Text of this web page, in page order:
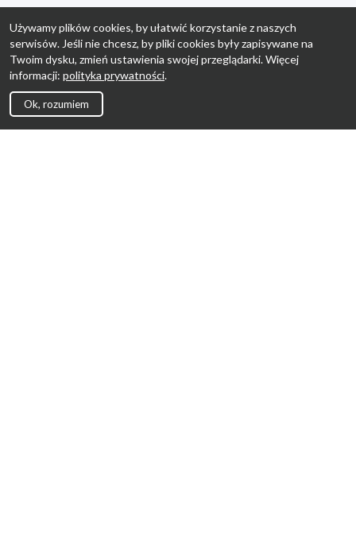
Używamy plików cookies, by ułatwić korzystanie z naszych
serwisów. Jeśli nie chcesz, by pliki cookies były zapisywane na
Twoim dysku, zmień ustawienia swojej przeglądarki. Więcej
informacji: polityka prywatności.
Ok, rozumiem